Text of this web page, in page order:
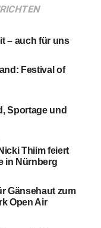
– auch für uns
Festival of
Sportage und
Thiim feiert
in Nürnberg
Gänsehaut zum
Open Air